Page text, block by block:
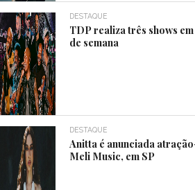
DESTAQUE
TDP realiza três shows
de semana
DESTAQUE
Anitta é anunciada
Meli Music, em SP